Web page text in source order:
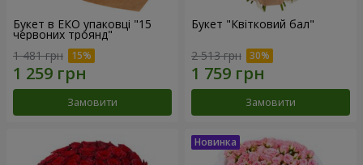
Букет в ЕКО упаковці "15
червоних троянд"
1 481 грн
Замовити
Букет "Квітковий бал"
2 513 грн
Замовити